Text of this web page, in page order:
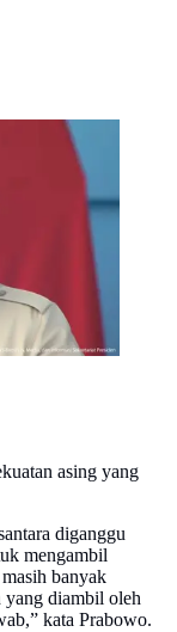
Inspektur
ke-80 yang
5
asing yang
diganggu
mengambil
banyak
diambil oleh
kata Prabowo.